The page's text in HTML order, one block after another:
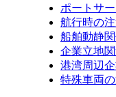
ポートサ
航行時の
船舶動静
企業立地
港湾周辺
特殊車両